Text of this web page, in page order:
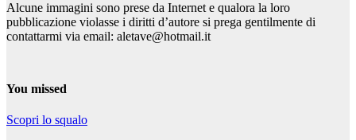
Alcune immagini sono prese da Internet e qualora la loro
pubblicazione violasse i diritti d’autore si prega gentilmente di
contattarmi via email: aletave@hotmail.it
You missed
Scopri lo squalo